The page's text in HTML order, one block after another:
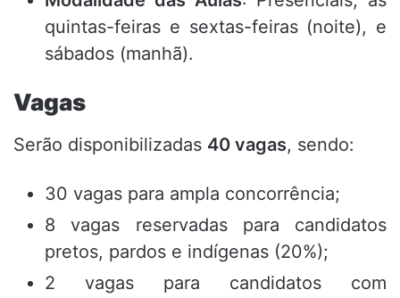
quintas-feiras e sextas-feiras (noite), e
sábados (manhã).
Vagas
Serão disponibilizadas 40 vagas, sendo:
30 vagas para ampla concorrência;
8 vagas reservadas para candidatos
pretos, pardos e indígenas (20%);
2 vagas para candidatos com